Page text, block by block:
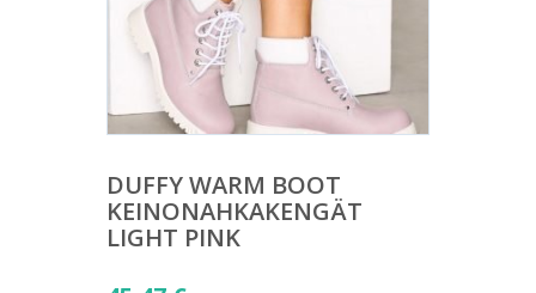
DUFFY WARM BOOT
KEINONAHKAKENGÄT
LIGHT PINK